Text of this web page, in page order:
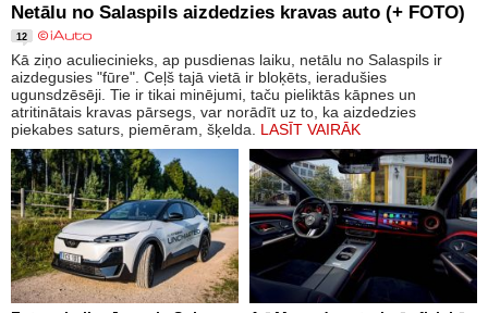
Netālu no Salaspils aizdedzies kravas auto (+ FOTO)
12
Kā ziņo aculiecinieks, ap pusdienas laiku, netālu no Salaspils ir
aizdegusies "fūre". Ceļš tajā vietā ir bloķēts, ieradušies
ugunsdzēsēji. Tie ir tikai minējumi, taču pieliktās kāpnes un
atritinātais kravas pārsegs, var norādīt uz to, ka aizdedzies
piekabes saturs, piemēram, šķelda. LASĪT VAIRĀK